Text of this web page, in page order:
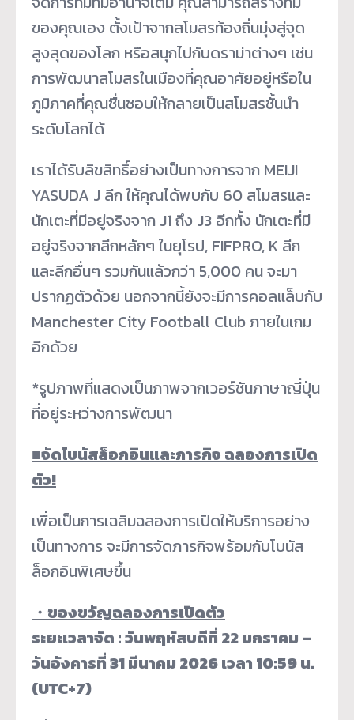
ของคุณเอง ตั้งเป้าจากสโมสรท้องถิ่นมุ่งสู่จุด
สูงสุดของโลก หรือสนุกไปกับดราม่าต่างๆ เช่น
การพัฒนาสโมสรในเมืองที่คุณอาศัยอยู่หรือใน
ภูมิภาคที่คุณชื่นชอบให้กลายเป็นสโมสรชั้นนำ
ระดับโลกได้
เราได้รับลิขสิทธิ์อย่างเป็นทางการจาก MEIJI
YASUDA J ลีก ให้คุณได้พบกับ 60 สโมสรและ
นักเตะที่มีอยู่จริงจาก J1 ถึง J3 อีกทั้ง นักเตะที่มี
อยู่จริงจากลีกหลักๆ ในยุโรป, FIFPRO, K ลีก
และลีกอื่นๆ รวมกันแล้วกว่า 5,000 คน จะมา
ปรากฏตัวด้วย นอกจากนี้ยังจะมีการคอลแล็บกับ
Manchester City Football Club ภายในเกม
อีกด้วย
*รูปภาพที่แสดงเป็นภาพจากเวอร์ชันภาษาญี่ปุ่น
ที่อยู่ระหว่างการพัฒนา
■จัดโบนัสล็อกอินและภารกิจ ฉลองการเปิด
ตัว!
เพื่อเป็นการเฉลิมฉลองการเปิดให้บริการอย่าง
เป็นทางการ จะมีการจัดภารกิจพร้อมกับโบนัส
ล็อกอินพิเศษขึ้น
・ ของขวัญฉลองการเปิดตัว
ระยะเวลาจัด : วันพฤหัสบดีที่ 22 มกราคม –
วันอังคารที่ 31 มีนาคม 2026 เวลา 10:59 น.
(UTC+7)